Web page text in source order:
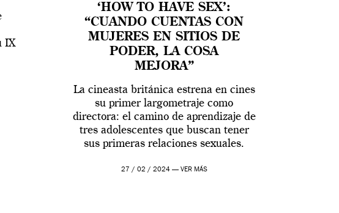
IX
‘HOW TO HAVE SEX’:
“CUANDO CUENTAS CON
MUJERES EN SITIOS DE
PODER, LA COSA
MEJORA”
La cineasta británica estrena en cines
su primer largometraje como
directora: el camino de aprendizaje de
tres adolescentes que buscan tener
sus primeras relaciones sexuales.
27 / 02 / 2024 — VER MÁS